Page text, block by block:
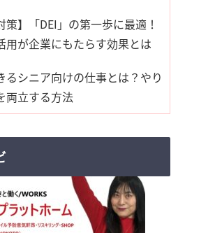
策】「DEI」の第一歩に最適！
用が企業にもたらす効果とは
るシニア向けの仕事とは？やり
両立する方法